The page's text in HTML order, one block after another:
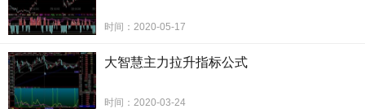
时间：2020-05-17
大智慧主力拉升指标公式
时间：2020-03-24